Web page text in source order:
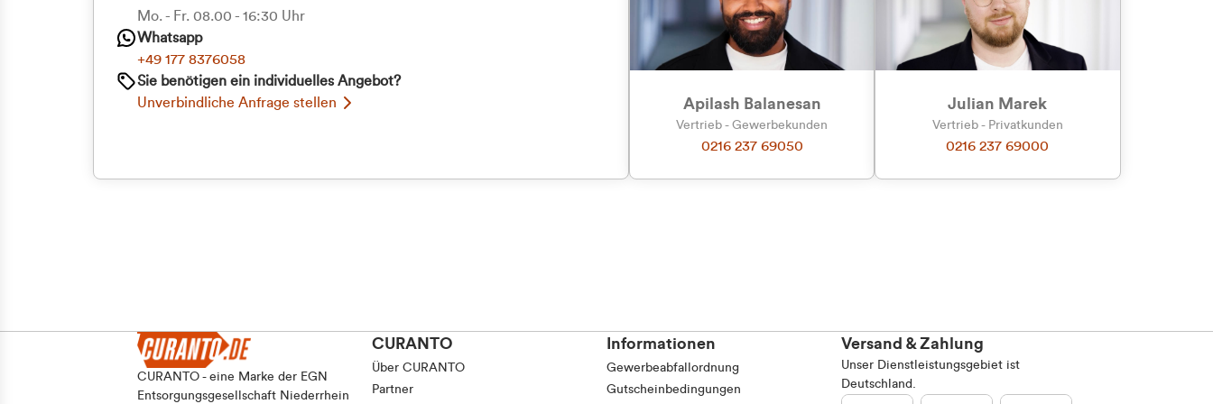
Einwilligungsauswahl
Statistiken Marketing
Mo. - Fr. 08.00 - 16:30 Uhr
Whatsapp
+49 177 8376058
Sie benötigen ein individuelles Angebot?
Unverbindliche Anfrage stellen
Apilash Balanesan
Vertrieb - Gewerbekunden
0216 237 69050
Julian Marek
Vertrieb - Privatkunden
0216 237 69000
CURANTO - eine Marke der EGN
Entsorgungsgesellschaft Niederrhein
CURANTO
Über CURANTO
Partner
Informationen
Gewerbeabfallordnung
Gutscheinbedingungen
Versand & Zahlung
Unser Dienstleistungsgebiet ist
Deutschland.